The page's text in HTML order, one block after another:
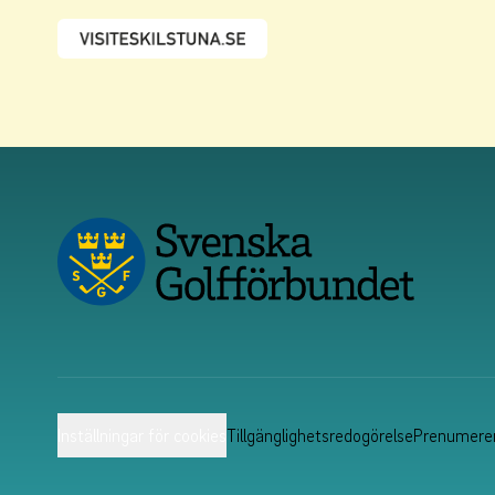
Tillgänglighetsredogörelse